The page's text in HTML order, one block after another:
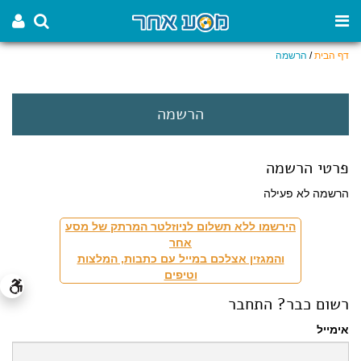
דף הבית/ הרשמה
הרשמה
פרטי הרשמה
הרשמה לא פעילה
הירשמו ללא תשלום לניוזלטר המרתק של מסע
אחר
והמגזין אצלכם במייל עם כתבות, המלצות
וטיפים
רשום כבר? התחבר
אימייל